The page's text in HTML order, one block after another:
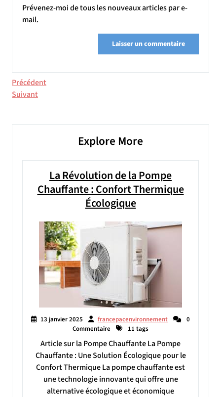
Prévenez-moi de tous les nouveaux articles par e-
mail.
Navigation
de
Article
précédent
Précédent
Article
Suivant
Explore More
La Révolution de la Pompe
Chauffante : Confort Thermique
Écologique
13 janvier 2025 francepacenvironnement
0
Commentaire
11 tags
Article sur la Pompe Chauffante La Pompe
Chauffante : Une Solution Écologique pour le
Confort Thermique La pompe chauffante est
une technologie innovante qui offre une
alternative écologique et économique